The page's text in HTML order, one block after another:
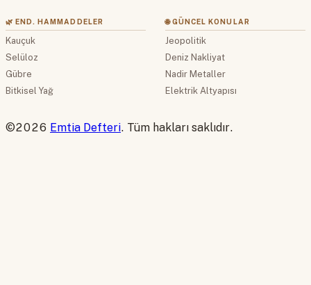
🌿 END. HAMMADDELER
Kauçuk
Selüloz
Gübre
Bitkisel Yağ
🌐 GÜNCEL KONULAR
Jeopolitik
Deniz Nakliyat
Nadir Metaller
Elektrik Altyapısı
©2026 Emtia Defteri. Tüm hakları saklıdır.